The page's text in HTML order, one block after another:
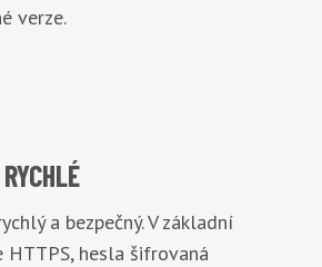
verze.
a bezpečný. V základní
HTTPS, hesla šifrovaná